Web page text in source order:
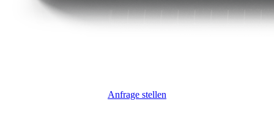
Anfrage stellen